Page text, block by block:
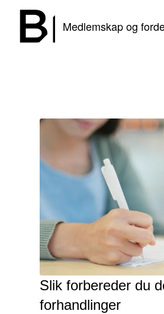
Medlemskap og
Slik forbereder du
forhandlinger